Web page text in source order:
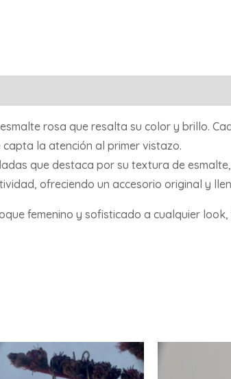
rosa que resalta su color y brillo.
la atención al primer vistazo.
que destaca por su textura de
ofreciendo un accesorio original y
femenino y sofisticado a cualquier